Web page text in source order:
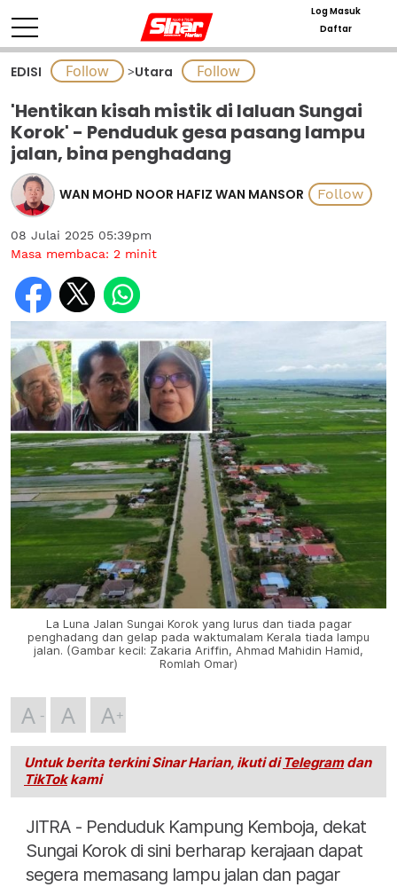
Log Masuk
Daftar
EDISI >Utara
'Hentikan kisah mistik di laluan Sungai
Korok' - Penduduk gesa pasang lampu
jalan, bina penghadang
WAN MOHD NOOR HAFIZ WAN MANSOR
08 Julai 2025 05:39pm
Masa membaca: 2 minit
La Luna Jalan Sungai Korok yang lurus dan tiada pagar
penghadang dan gelap pada waktumalam Kerala tiada lampu
jalan. (Gambar kecil: Zakaria Ariffin, Ahmad Mahidin Hamid,
Romlah Omar)
A A A
Untuk berita terkini Sinar Harian, ikuti di Telegramdan
TikTokkami
JITRA - Penduduk Kampung Kemboja, dekat
Sungai Korok di sini berharap kerajaan dapat
segera memasang lampu jalan dan pagar